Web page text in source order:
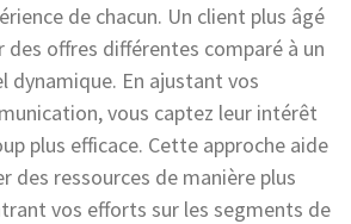
de chacun. Un client plus âgé
offres différentes comparé à un
dynamique. En ajustant vos
vous captez leur intérêt
plus efficace. Cette approche aide
des ressources de manière plus
vos efforts sur les segments de